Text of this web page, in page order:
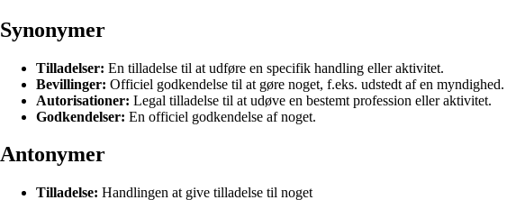
Synonymer
Tilladelser: En tilladelse til at udføre en specifik handling eller aktivitet.
Bevillinger: Officiel godkendelse til at gøre noget, f.eks. udstedt af en myndighed.
Autorisationer: Legal tilladelse til at udøve en bestemt profession eller aktivitet.
Godkendelser: En officiel godkendelse af noget.
Antonymer
Tilladelse: Handlingen at give tilladelse til noget